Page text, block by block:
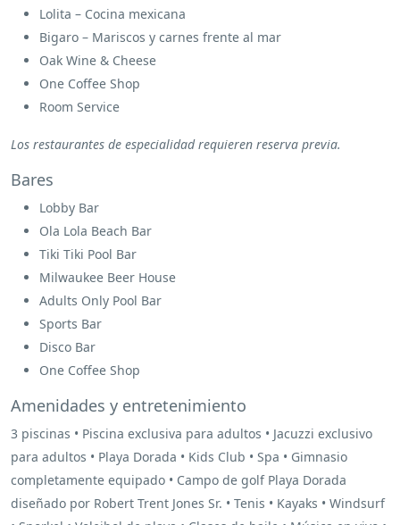
Lolita – Cocina mexicana
Bigaro – Mariscos y carnes frente al mar
Oak Wine & Cheese
One Coffee Shop
Room Service
Los restaurantes de especialidad requieren reserva previa.
Bares
Lobby Bar
Ola Lola Beach Bar
Tiki Tiki Pool Bar
Milwaukee Beer House
Adults Only Pool Bar
Sports Bar
Disco Bar
One Coffee Shop
Amenidades y entretenimiento
3 piscinas • Piscina exclusiva para adultos • Jacuzzi exclusivo
para adultos • Playa Dorada • Kids Club • Spa • Gimnasio
completamente equipado • Campo de golf Playa Dorada
diseñado por Robert Trent Jones Sr. • Tenis • Kayaks • Windsurf